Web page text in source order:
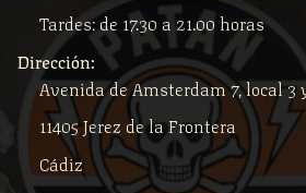
Tardes: de 17.30 a 21.00 horas
Dirección:
Avenida de Amsterdam 7, local 3
11405 Jerez de la Frontera
Cádiz